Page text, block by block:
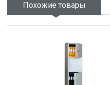
Похожие товары